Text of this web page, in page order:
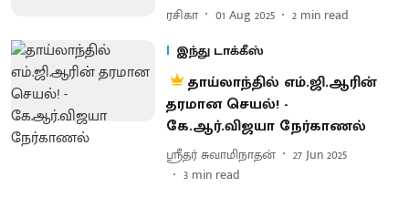
ரசிகா 01 Aug 2025 2 min read
இந்து டாக்கீஸ்
தாய்லாந்தில் எம்.ஜி.ஆரின்
தரமான செயல்! -
கே.ஆர்.விஜயா நேர்காணல்
ஸ்ரீதர் சுவாமிநாதன்
27 Jun 2025
3 min read